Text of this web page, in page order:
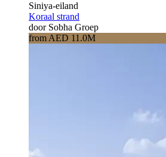
Siniya-eiland
Koraal strand
door Sobha Groep
from AED 11.0M